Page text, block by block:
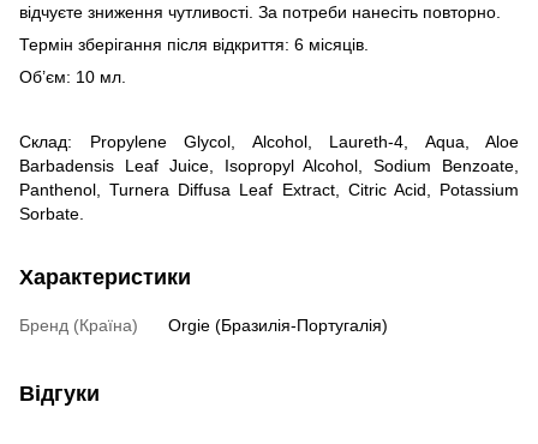
відчуєте зниження чутливості. За потреби нанесіть повторно.
Термін зберігання після відкриття: 6 місяців.
Об’єм: 10 мл.
Склад: Propylene Glycol, Alcohol, Laureth-4, Aqua, Aloe
Barbadensis Leaf Juice, Isopropyl Alcohol, Sodium Benzoate,
Panthenol, Turnera Diffusa Leaf Extract, Citric Acid, Potassium
Sorbate.
Характеристики
Бренд (Країна) Orgie (Бразилія-Португалія)
Відгуки